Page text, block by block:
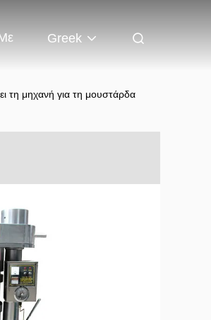
Greek
τη μηχανή για τη μουστάρδα